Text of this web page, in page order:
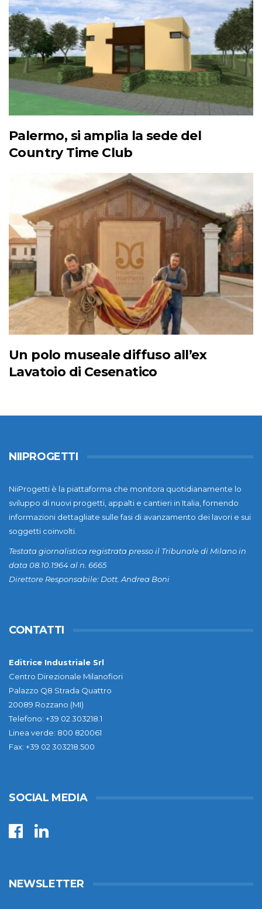
Palermo, si amplia la sede del
Country Time Club
Un polo museale diffuso all’ex
Lavatoio di Cesenatico
NIIPROGETTI
NiiProgetti è la piattaforma che monitora quotidianamente lo
sviluppo di nuovi progetti, appalti e cantieri in Italia, fornendo
informazioni dettagliate sulle fasi di avanzamento dei lavori e sui
soggetti coinvolti.
Testata giornalistica registrata presso il Tribunale di Milano in
data 08.10.1964 al n. 6665
Direttore Responsabile: Dott. Andrea Boni
CONTATTI
Editrice Industriale Srl
Centro Direzionale Milanofiori
Palazzo Q8 Strada Quattro
20089 Rozzano (MI)
Telefono: +39 02 303218.1
Linea verde: 800 820061
Fax: +39 02 303218.500
SOCIAL MEDIA
NEWSLETTER